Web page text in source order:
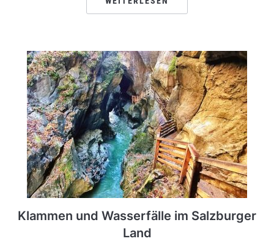
Klammen und Wasserfälle im Salzburger
Land